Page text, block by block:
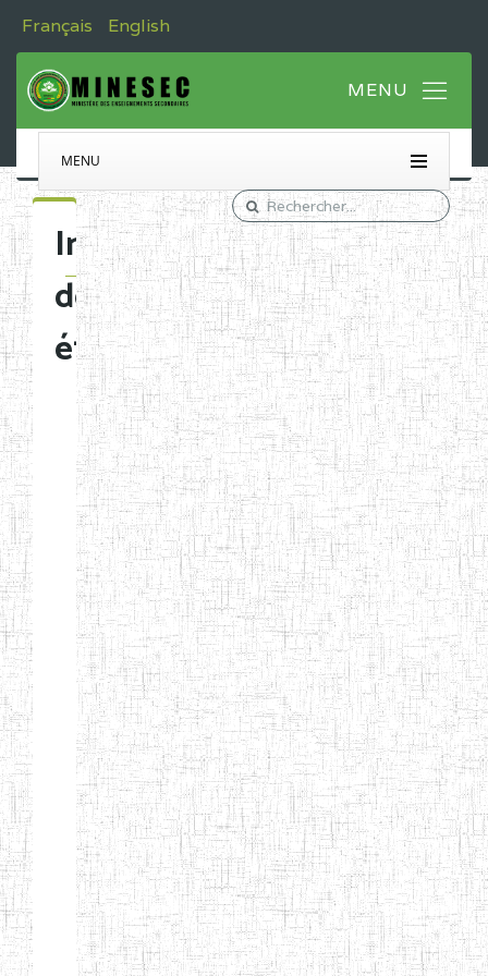
Français English
MENU
Immatriculation
des
établissements
Etablissements
d'enseignement
normal
ENI
Chercher:
Effacer les filtres
Denomination
Type